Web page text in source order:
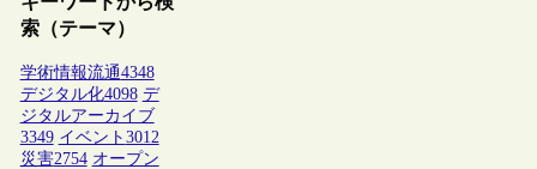
索（テーマ）
学術情報流通4348
デジタル化4098 デ
ジタルアーカイブ
3349 イベント 3012
災害2754 オープン